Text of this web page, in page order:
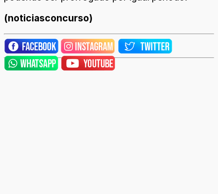
(noticiasconcurso)